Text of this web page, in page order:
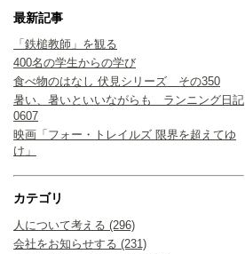
最新記事
「鉄槌教師」を観る
400名の学生からの学び
食べ物のはなし 伏見シリーズ その350
暑い、暑いといいながらも ランニング日記
0607
映画「フォー・トレイルズ 限界を超えてゆ
け」
カテゴリ
人について考える (296)
会社をお知らせする (231)